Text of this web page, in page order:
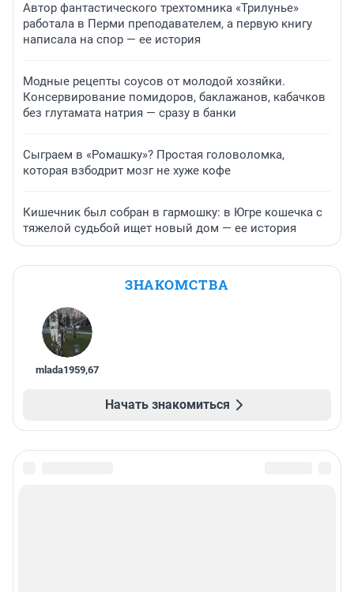
Автор фантастического трехтомника «Трилунье»
работала в Перми преподавателем, а первую книгу
написала на спор — ее история
Модные рецепты соусов от молодой хозяйки.
Консервирование помидоров, баклажанов, кабачков
без глутамата натрия — сразу в банки
Сыграем в «Ромашку»? Простая головоломка,
которая взбодрит мозг не хуже кофе
Кишечник был собран в гармошку: в Югре кошечка с
тяжелой судьбой ищет новый дом — ее история
ЗНАКОМСТВА
mlada1959,67
Начать знакомиться